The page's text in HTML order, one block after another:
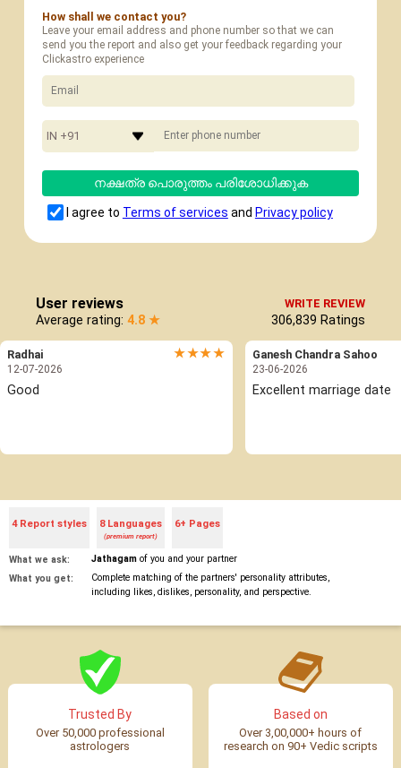
How shall we contact you?
Leave your email address and phone number so that we can
send you the report and also get your feedback regarding your
Clickastro experience
IN +91
നക്ഷത്ര പൊരുത്തം പരിശോധിക്കുക
I agree to Terms of services and Privacy policy
User reviews WRITE REVIEW
Average rating: 4.8 ★ 306,839 Ratings
Radhai ★★★★
12-07-2026
Good
Ganesh Chandra Sahoo
23-06-2026
Excellent marriage date
4 Report styles 8 Languages
(premium report)
6+ Pages
What we ask: Jathagam of you and your partner
What you get:
Complete matching of the partners' personality attributes,
including likes, dislikes, personality, and perspective.
Trusted By
Over 50,000 professional
astrologers
Based on
Over 3,00,000+ hours of
research on 90+ Vedic scripts